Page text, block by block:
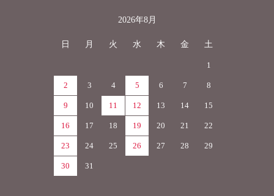
2026年8月
日 月 火 水 木 金 土
1
2 3 4 5 6 7 8
9 10 11 12 13 14 15
16 17 18 19 20 21 22
23 24 25 26 27 28 29
30 31